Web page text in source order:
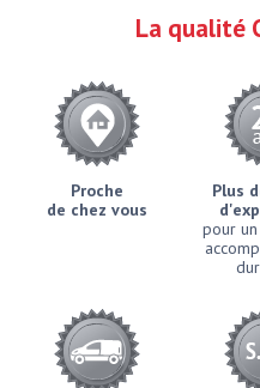
La qualité
Proche
de chez vous
Plus
pour